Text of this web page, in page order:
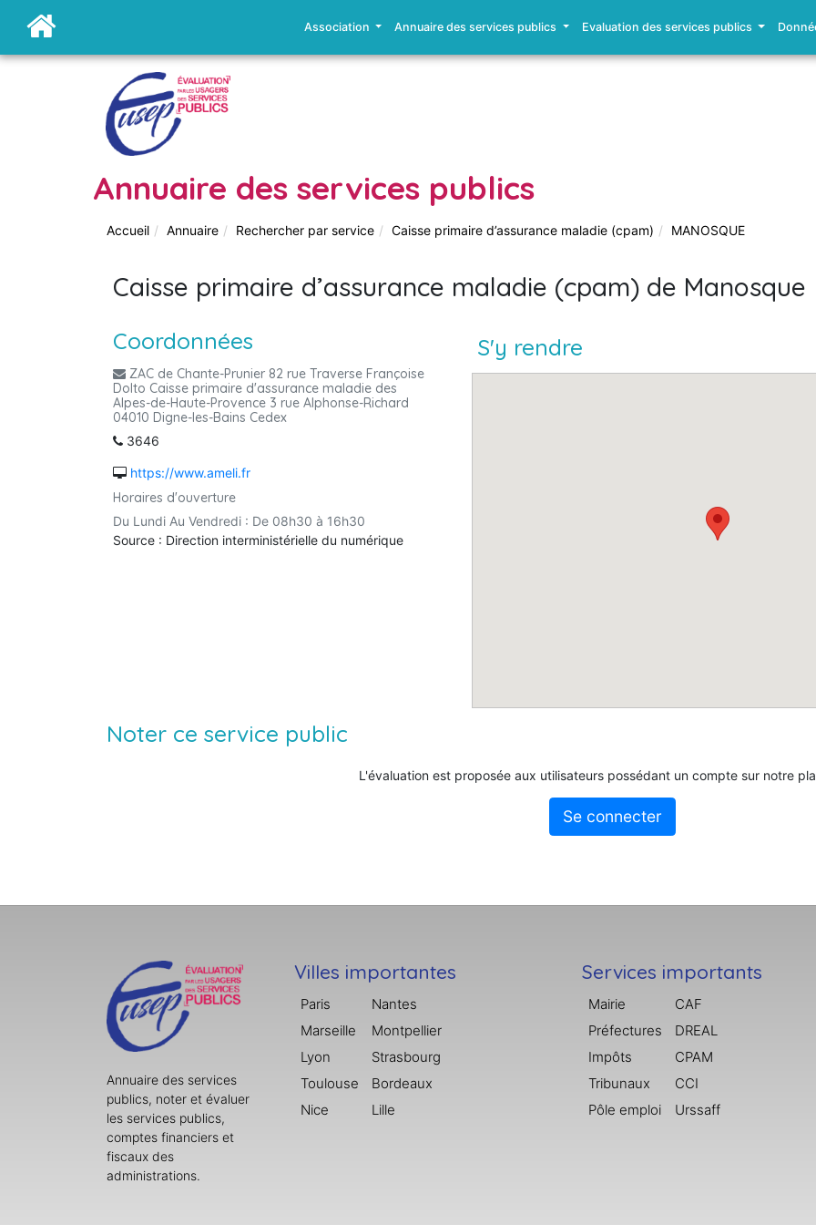
Association Annuaire des services publics Evaluation des services publics
Annuaire des services publics
Accueil Annuaire Rechercher par service Caisse primaire d’assurance maladie (cpam) MANOSQUE
Caisse primaire d’assurance maladie (cpam) de Manosque
Coordonnées
ZAC de Chante-Prunier 82 rue Traverse Françoise
Dolto Caisse primaire d'assurance maladie des
Alpes-de-Haute-Provence 3 rue Alphonse-Richard
04010 Digne-les-Bains Cedex
3646
https://www.ameli.fr
Horaires d'ouverture
Du Lundi Au Vendredi : De 08h30 à 16h30
Source : Direction interministérielle du numérique
S'y rendre
Noter ce service public
L'évaluation est proposée aux utilisateurs possédant un compte sur notre
Se connecter
Annuaire des services
publics, noter et évaluer
les services publics,
comptes financiers et
fiscaux des
administrations.
Villes importantes
Paris
Marseille
Lyon
Toulouse
Nice
Nantes
Montpellier
Strasbourg
Bordeaux
Lille
Services importants
Mairie
Préfectures
Impôts
Tribunaux
Pôle emploi
CAF
DREAL
CPAM
CCI
Urssaff